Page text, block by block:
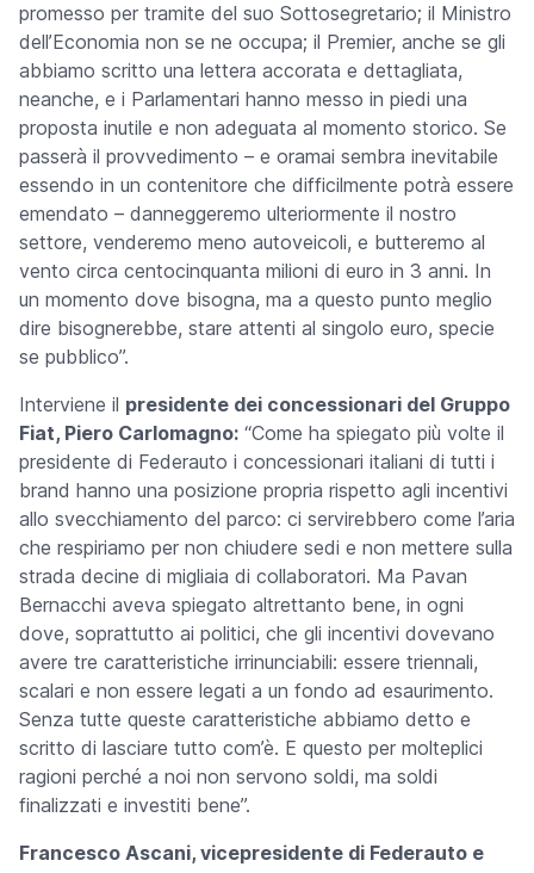
promesso per tramite del suo Sottosegretario; il Ministro
dell’Economia non se ne occupa; il Premier, anche se gli
abbiamo scritto una lettera accorata e dettagliata,
neanche, e i Parlamentari hanno messo in piedi una
proposta inutile e non adeguata al momento storico. Se
passerà il provvedimento – e oramai sembra inevitabile
essendo in un contenitore che difficilmente potrà essere
emendato – danneggeremo ulteriormente il nostro
settore, venderemo meno autoveicoli, e butteremo al
vento circa centocinquanta milioni di euro in 3 anni. In
un momento dove bisogna, ma a questo punto meglio
dire bisognerebbe, stare attenti al singolo euro, specie
se pubblico”.
Interviene il presidente dei concessionari del Gruppo
Fiat, Piero Carlomagno: “Come ha spiegato più volte il
presidente di Federauto i concessionari italiani di tutti i
brand hanno una posizione propria rispetto agli incentivi
allo svecchiamento del parco: ci servirebbero come l’aria
che respiriamo per non chiudere sedi e non mettere sulla
strada decine di migliaia di collaboratori. Ma Pavan
Bernacchi aveva spiegato altrettanto bene, in ogni
dove, soprattutto ai politici, che gli incentivi dovevano
avere tre caratteristiche irrinunciabili: essere triennali,
scalari e non essere legati a un fondo ad esaurimento.
Senza tutte queste caratteristiche abbiamo detto e
scritto di lasciare tutto com’è. E questo per molteplici
ragioni perché a noi non servono soldi, ma soldi
finalizzati e investiti bene”.
Francesco Ascani, vicepresidente di Federauto e